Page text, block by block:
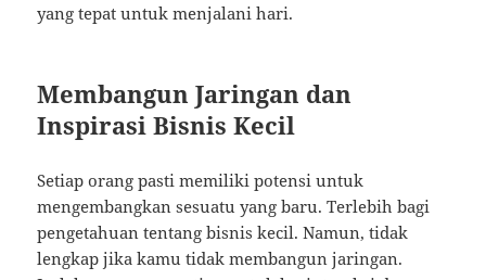
yang tepat untuk menjalani hari.
Membangun Jaringan dan
Inspirasi Bisnis Kecil
Setiap orang pasti memiliki potensi untuk
mengembangkan sesuatu yang baru. Terlebih bagi
pengetahuan tentang bisnis kecil. Namun, tidak
lengkap jika kamu tidak membangun jaringan.